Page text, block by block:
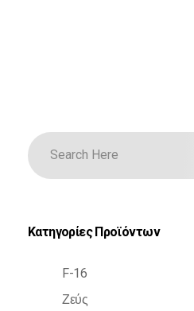
Κατηγορίες Προϊόντων
F-16
Ζεύς